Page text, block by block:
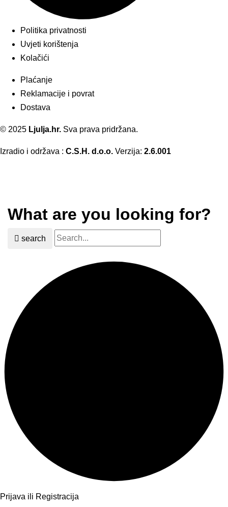
Politika privatnosti
Uvjeti korištenja
Kolačići
Plaćanje
Reklamacije i povrat
Dostava
© 2025 Ljulja.hr. Sva prava pridržana.
Izradio i održava : C.S.H. d.o.o. Verzija: 2.6.001
What are you looking for?
search
Prijava ili Registracija